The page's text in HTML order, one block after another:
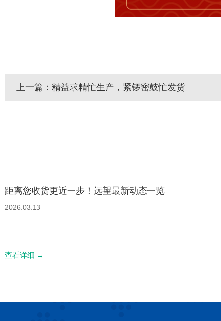
上一篇：精益求精忙生产，紧锣密鼓忙发货
距离您收货更近一步！远望最新动态一览
2026.03.13
查看详细 →